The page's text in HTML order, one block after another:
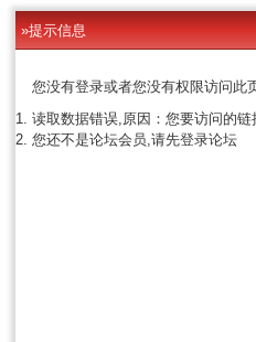
»提示信息
您没有登录或者您没有权限访问此
读取数据错误,原因：您要访问的
您还不是论坛会员,请先登录论坛